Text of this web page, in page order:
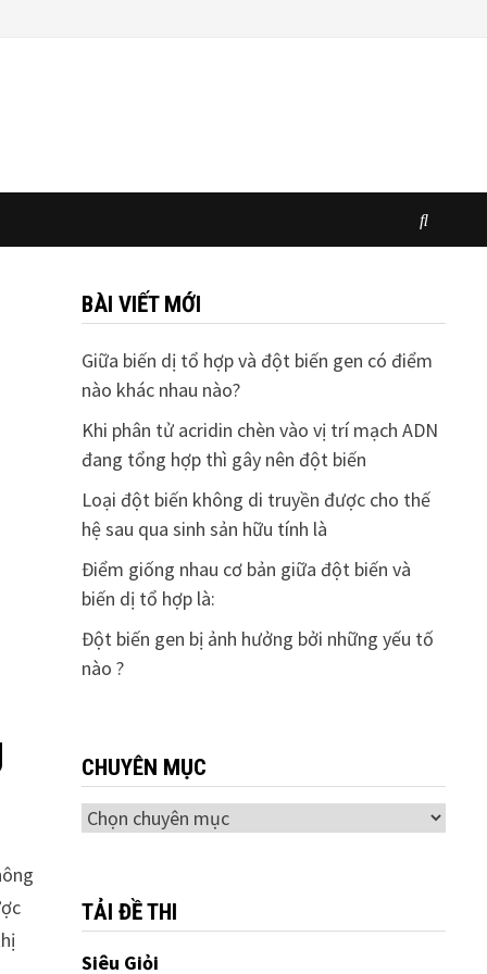
BÀI VIẾT MỚI
Giữa biến dị tổ hợp và đột biến gen có điểm
nào khác nhau nào?
Khi phân tử acridin chèn vào vị trí mạch ADN
đang tổng hợp thì gây nên đột biến
Loại đột biến không di truyền được cho thế
hệ sau qua sinh sản hữu tính là
Điểm giống nhau cơ bản giữa đột biến và
biến dị tổ hợp là:
Đột biến gen bị ảnh hưởng bởi những yếu tố
nào ?
CHUYÊN MỤC
Chuyên
TẢI ĐỀ THI
Siêu Giỏi